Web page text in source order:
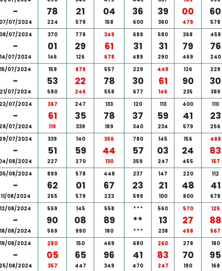
-
07/2024
78
224
21
579
04
158
36
600
39
360
00
479
60
578
07/2024
-
07/2024
370
01
146
778
29
126
349
61
678
689
31
489
580
31
290
368
79
469
458
76
240
15/07/2024
-
21/07/2024
159
53
580
679
22
246
557
78
558
229
30
677
448
61
146
126
90
235
229
30
389
07/2024
-
07/2024
367
61
119
247
35
339
133
78
189
120
37
340
113
59
234
400
41
579
110
23
256
07/2024
-
08/2024
339
51
227
140
59
270
356
44
130
780
57
359
145
03
247
156
24
455
468
83
157
08/2024
-
11/08/2024
899
62
255
578
01
579
448
67
223
237
23
599
147
21
100
220
48
800
112
41
678
12/08/2024
-
18/08/2024
559
90
569
145
08
990
558
89
180
* * *
**
* * *
560
13
238
570
27
458
125
88
567
19/08/2024
-
08/2024
280
05
357
150
65
447
469
96
349
680
41
470
260
83
247
278
70
190
180
95
168